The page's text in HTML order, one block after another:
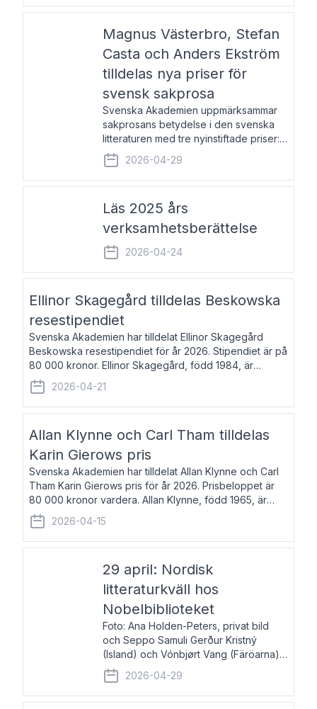
Magnus Västerbro, Stefan
Casta och Anders Ekström
tilldelas nya priser för
svensk sakprosa
Svenska Akademien uppmärksammar
sakprosans betydelse i den svenska
litteraturen med tre nyinstiftade priser:
Svenska Akademiens pris till
framstående författare av svensk
sakprosa som i år går till Magnus
2026-04-29
Läs 2025 års
verksamhetsberättelse
2026-04-24
Ellinor Skagegård tilldelas Beskowska
resestipendiet
Svenska Akademien har tilldelat Ellinor Skagegård
Beskowska resestipendiet för år 2026. Stipendiet är på
80 000 kronor. Ellinor Skagegård, född 1984, är
författare, journalist och musiker. Hon skriver
återkommande för Svenska Dagbladet, Ups
2026-04-21
Allan Klynne och Carl Tham tilldelas
Karin Gierows pris
Svenska Akademien har tilldelat Allan Klynne och Carl
Tham Karin Gierows pris för år 2026. Prisbeloppet är
80 000 kronor vardera. Allan Klynne, född 1965, är
arkeolog, författare, översättare och fil.dr i antikens
kultur och samhällsliv. Ut
2026-04-15
29 april: Nordisk
litteraturkväll hos
Nobelbiblioteket
Foto: Ana Holden-Peters, privat bild
och Seppo Samuli Gerður Kristný
(Island) och Vónbjørt Vang (Färöarna)
läser ur sina verk och samtalar med
John Swedenmark. De läser upp på
färöiska, isländska och svenska och
2026-04-29